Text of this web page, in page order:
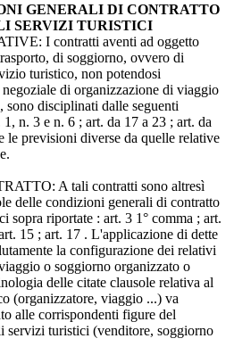
GENERALI DI CONTRATTO
SERVIZI TURISTICI
I contratti aventi ad oggetto
di soggiorno, ovvero di
turistico, non potendosi
di organizzazione di viaggio
disciplinati dalle seguenti
n. 3 e n. 6 ; art. da 17 a 23 ; art. da
le previsioni diverse da quelle relative
A tali contratti sono altresì
delle condizioni generali di contratto
sopra riportate : art. 3 1° comma ; art.
15 ; art. 17 . L'applicazione di dette
la configurazione dei relativi
o soggiorno organizzato o
delle citate clausole relativa al
(organizzatore, viaggio ...) va
alle corrispondenti figure del
servizi turistici (venditore, soggiorno